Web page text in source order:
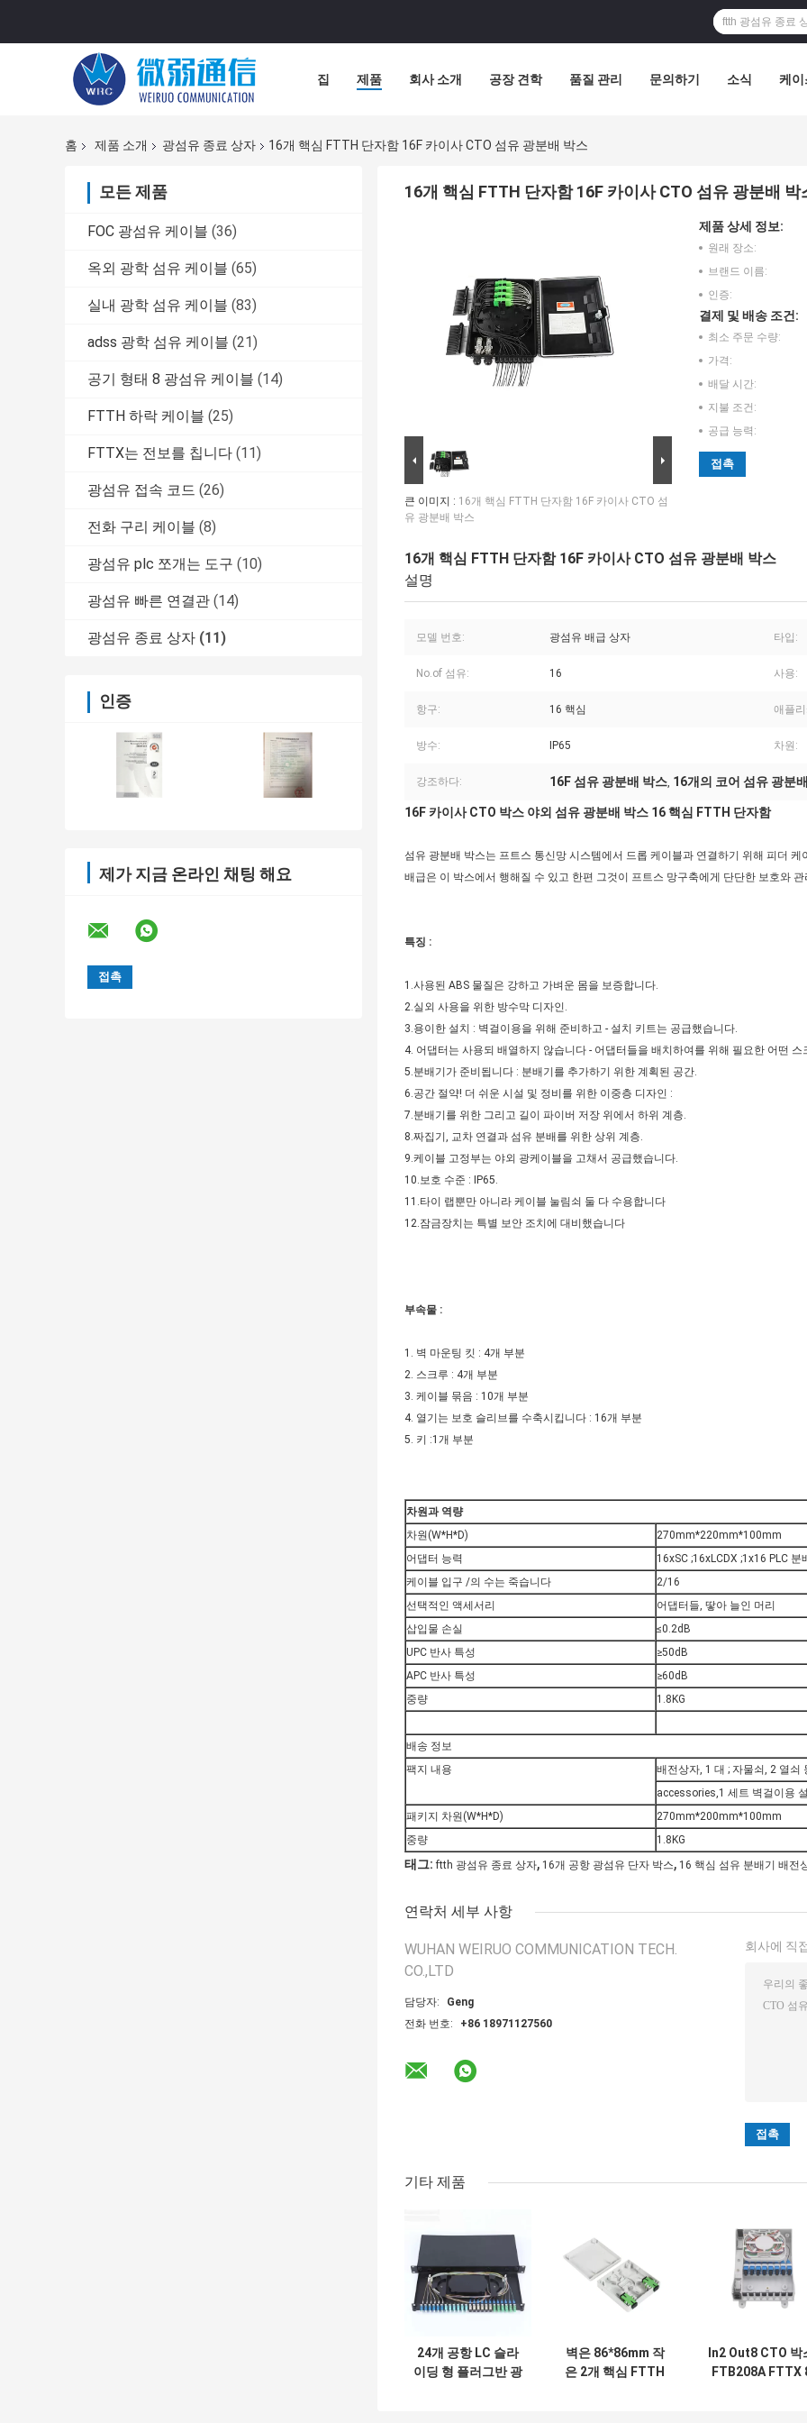
집 제품 회사 소개 공장 견학 품질 관리 문의하기 소식 케이
홈 제품 소개 광섬유 종료 상자 16개 핵심 FTTH 단자함 16F 카이사 CTO 섬유 광분배 박스
모든 제품
FOC 광섬유 케이블 (36)
옥외 광학 섬유 케이블 (65)
실내 광학 섬유 케이블 (83)
adss 광학 섬유 케이블 (21)
공기 형태 8 광섬유 케이블 (14)
FTTH 하락 케이블 (25)
FTTX는 전보를 칩니다 (11)
광섬유 접속 코드 (26)
전화 구리 케이블 (8)
광섬유 plc 쪼개는 도구 (10)
광섬유 빠른 연결관 (14)
광섬유 종료 상자 (11)
인증
제가 지금 온라인 채팅 해요
16개 핵심 FTTH 단자함 16F 카이사 CTO 섬유 광분배 박
큰 이미지 : 16개 핵심 FTTH 단자함 16F 카이사 CTO 섬
유 광분배 박스
제품 상세 정보:
원래 장소:
브랜드 이름:
인증:
결제 및 배송 조건:
최소 주문 수량:
가격:
배달 시간:
지불 조건:
공급 능력:
접촉
16개 핵심 FTTH 단자함 16F 카이사 CTO 섬유 광분배 박스
설명
모델 번호: 광섬유 배급 상자 타입:
No.of 섬유: 16 사용:
항구: 16 핵심 애플
방수: IP65 차원:
강조하다: 16F 섬유 광분배 박스, 16개의 코어 섬유 광분
16F 카이사 CTO 박스 야외 섬유 광분배 박스 16 핵심 FTTH 단자함
섬유 광분배 박스는 프트스 통신망 시스템에서 드롭 케이블과 연결하기 위해 피더
배급은 이 박스에서 행해질 수 있고 한편 그것이 프트스 망구축에게 단단한 보호와
특징 :
1.사용된 ABS 물질은 강하고 가벼운 몸을 보증합니다.
2.실외 사용을 위한 방수막 디자인.
3.용이한 설치 : 벽걸이용을 위해 준비하고 - 설치 키트는 공급했습니다.
4. 어댑터는 사용되 배열하지 않습니다 - 어댑터들을 배치하여를 위해 필요한 어떤 스
5.분배기가 준비됩니다 : 분배기를 추가하기 위한 계획된 공간.
6.공간 절약! 더 쉬운 시설 및 정비를 위한 이중층 디자인 :
7.분배기를 위한 그리고 길이 파이버 저장 위에서 하위 계층.
8.짜집기, 교차 연결과 섬유 분배를 위한 상위 계층.
9.케이블 고정부는 야외 광케이블을 고채서 공급했습니다.
10.보호 수준 : IP65.
11.타이 랩뿐만 아니라 케이블 눌림쇠 둘 다 수용합니다
12.잠금장치는 특별 보안 조치에 대비했습니다
부속물 :
1. 벽 마운팅 킷 : 4개 부분
2. 스크루 : 4개 부분
3. 케이블 묶음 : 10개 부분
4. 열기는 보호 슬리브를 수축시킵니다 : 16개 부분
5. 키 :1개 부분
차원과 역량
차원(W*H*D)
270mm*220mm*100mm
어댑터 능력
16xSC ;16xLCDX ;1x16 PLC 분
케이블 입구 /의 수는 죽습니다
2/16
선택적인 액세서리
어댑터들, 땋아 늘인 머리
삽입물 손실
≤0.2dB
UPC 반사 특성
≥50dB
APC 반사 특성
≥60dB
중량
1.8KG
배송 정보
팩지 내용
배전상자, 1 대 ; 자물쇠, 2 열쇠
accessories,1 세트 벽걸이용
패키지 차원(W*H*D)
270mm*200mm*100mm
중량
1.8KG
태그: ftth 광섬유 종료 상자, 16개 공항 광섬유 단자 박스, 16 핵심 섬유 분배기 배전
연락처 세부 사항
WUHAN WEIRUO COMMUNICATION TECH.
CO.,LTD
담당자:
Geng
전화 번호:
+86 18971127560
회사에 직
기타 제품
24개 공항 LC 슬라
이딩 형 플러그반 광
벽은 86*86mm 작
은 2개 핵심 FTTH
In2 Out8 CTO 박
FTB208A FTTX